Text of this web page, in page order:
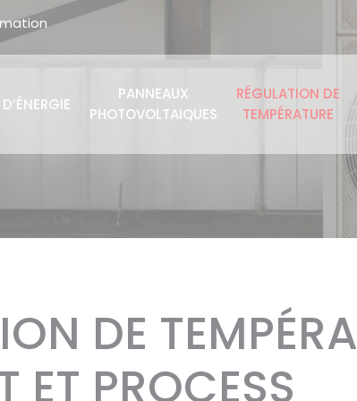
PANNEAUX
PHOTOVOLTAIQUES
RÉGULATION DE
TEMPÉRATURE
DE
ET PROCESS